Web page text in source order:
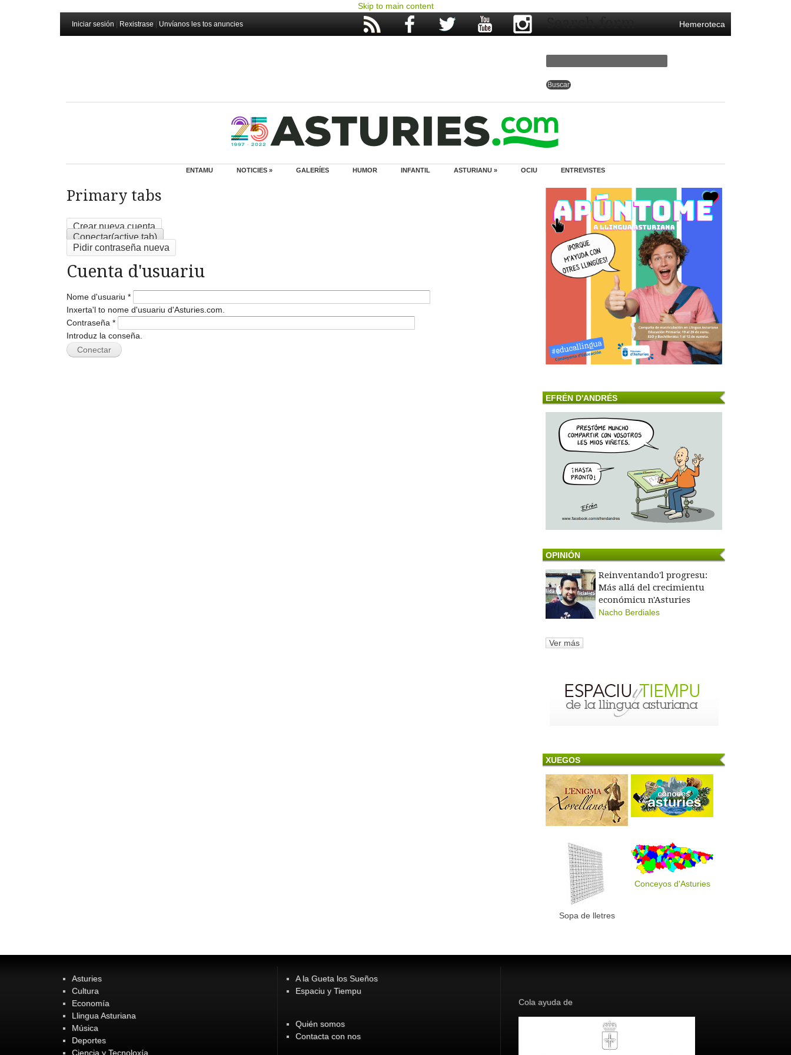
Skip to main content
Iniciar sesión Rexistrase Unvíanos les tos anuncies Hemeroteca
Search form
ENTAMU NOTICIES » GALERÍES HUMOR INFANTIL ASTURIANU » OCIU ENTREVISTES
Primary tabs
Crear nueva cuenta
Conectar(active tab)
Pidir contraseña nueva
Cuenta d'usuariu
Nome d'usuariu *
Inxerta'l to nome d'usuariu d'Asturies.com.
Contraseña *
Introduz la conseña.
EFRÉN D'ANDRÉS
OPINIÓN
Reinventando'l progresu:
Más allá del crecimientu
económicu n'Asturies
Nacho Berdiales
Ver más
XUEGOS
Sopa de lletres
Conceyos d'Asturies
Asturies
Cultura
Economía
Llingua Asturiana
Música
Deportes
Ciencia y Tecnoloxía
A la Gueta los Sueños
Espaciu y Tiempu
Quién somos
Contacta con nos
Cola ayuda de